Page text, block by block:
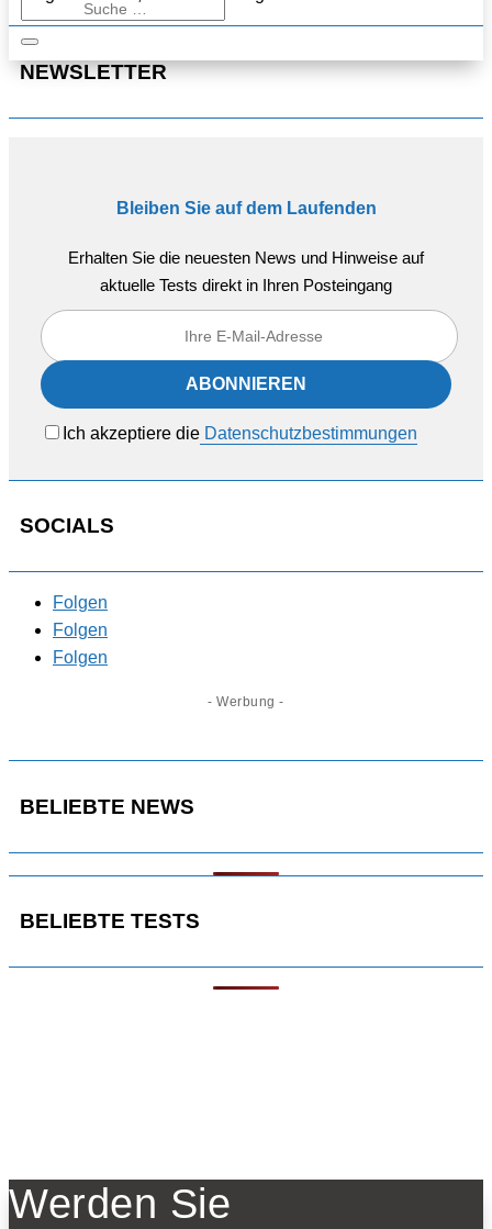
NEWSLETTER
Bleiben Sie auf dem Laufenden
Erhalten Sie die neuesten News und Hinweise auf
aktuelle Tests direkt in Ihren Posteingang
Ich akzeptiere die Datenschutzbestimmungen
SOCIALS
Folgen
Folgen
Folgen
- Werbung -
BELIEBTE NEWS
BELIEBTE TESTS
Werden Sie